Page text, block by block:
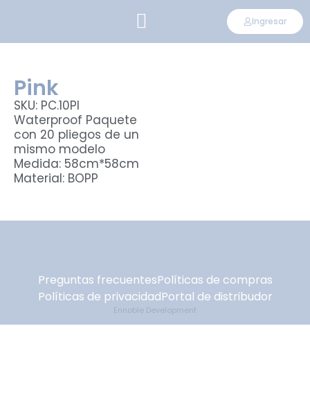
Ingresar
Pink
SKU: PC.10PI
Waterproof Paquete
con 20 pliegos de un
mismo modelo
Medida: 58cm*58cm
Material: BOPP
Preguntas frecuentesPolíticas de compras
Políticas de privacidadPortal de distribudor
Ennoble Development